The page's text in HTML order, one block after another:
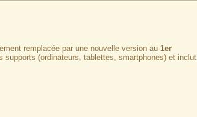
remplacée par une nouvelle version au 1er
supports (ordinateurs, tablettes, smartphones) et inclut